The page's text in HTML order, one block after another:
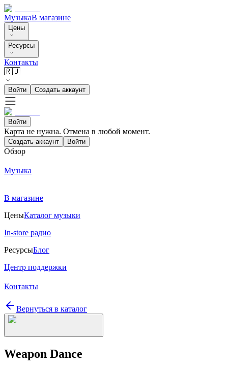
МузыкаВ магазине
Цены
Ресурсы
Контакты
🇷🇺
Войти Создать аккаунт
Войти
Карта не нужна. Отмена в любой момент.
Создать аккаунт Войти
Обзор
Музыка
В магазине
ЦеныКаталог музыки
In-store радио
РесурсыБлог
Центр поддержки
Контакты
Вернуться в каталог
Weapon Dance